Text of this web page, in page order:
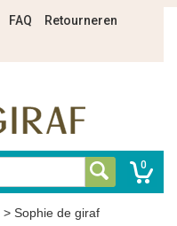
FAQ
Retourneren
0
> Sophie de giraf